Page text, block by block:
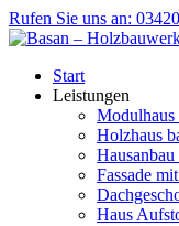
Zum
Inhalt
Rufen Sie uns an:
Start
Leistungen
Holzhaus
Fassade
Haus